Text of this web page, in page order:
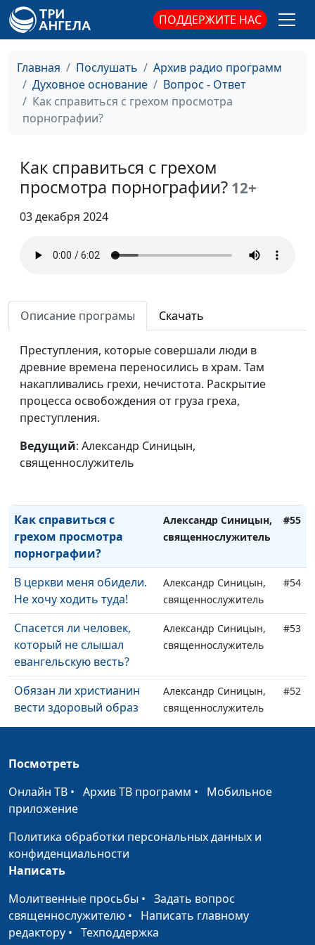
ПОДДЕРЖИТЕ НАС
Главная Послушать
Архив радио программ
Духовное основание
Вопрос - Ответ
Как справиться с грехом просмотра
порнографии?
Как справиться с грехом
просмотра порнографии? 12+
03 декабря 2024
Описание програмы Скачать
Преступления, которые совершали люди в
древние времена переносились в храм. Там
накапливались грехи, нечистота. Раскрытие
процесса освобождения от груза греха,
преступления.
Ведущий: Александр Синицын,
священнослужитель
Какой пророк провел 3
дня в желудке у кита и
Александр Синицын,
священнослужитель
#64
Почему Ветхий Завет
запрещает есть
свинину?
Александр Синицын,
священнослужитель
священнослужитель
Кто такой козел
отпущения?
Александр Синицын,
описанная в Ветхом
священнослужитель
Что такое
трехангельская весть?
священнослужитель
Почему святым Божьим
днем является именно
суббота?
Александр Синицын,
священнослужитель
Кто написал Библию?
Александр Синицын,
Что делать, если я вдруг
начал сомневаться в
Как справиться с
грехом просмотра
порнографии?
Александр Синицын,
священнослужитель
#55
В церкви меня обидели.
Не хочу ходить туда!
Александр Синицын,
священнослужитель
#54
Спасется ли человек,
который не слышал
евангельскую весть?
Александр Синицын,
священнослужитель
#53
Обязан ли христианин
вести здоровый образ
жизни?
Александр Синицын,
священнослужитель
#52
непростительный грех?
Что такое Египетские
казни? Кто их послал и
для чего?
Александр Синицын,
Осуждает ли Библия
флирт?
Можно ли христианину
читать не только
Библию, но и другие
Александр Синицын,
священнослужитель
Посмотреть
Онлайн ТВ • Архив ТВ программ • Мобильное
приложение
Политика обработки персональных данных и
конфиденциальности
Написать
Молитвенные просьбы • Задать вопрос
священнослужителю • Написать главному
редактору • Техподдержка